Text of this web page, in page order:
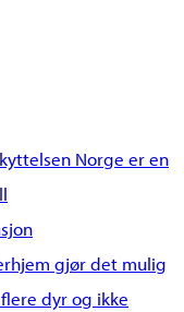
Norge er en
gjør det mulig
dyr og ikke